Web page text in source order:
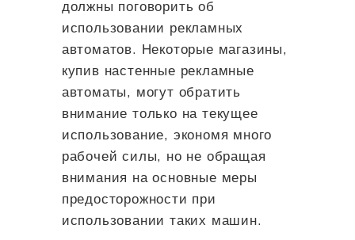
должны поговорить об
использовании рекламных
автоматов. Некоторые магазины,
купив настенные рекламные
автоматы, могут обратить
внимание только на текущее
использование, экономя много
рабочей силы, но не обращая
внимания на основные меры
предосторожности при
использовании таких машин.